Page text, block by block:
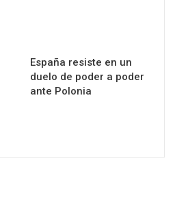
España resiste en un
duelo de poder a poder
ante Polonia